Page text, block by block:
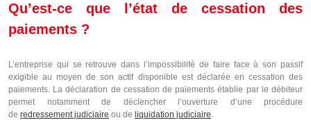
Qu’est-ce que l’état de cessation des
paiements ?
L’entreprise qui se retrouve dans l’impossibilité de faire face à son passif
exigible au moyen de son actif disponible est déclarée en cessation des
paiements. La déclaration de cessation de paiements établie par le débiteur
permet notamment de déclencher l’ouverture d’une procédure
de redressement judiciaire ou de liquidation judiciaire.